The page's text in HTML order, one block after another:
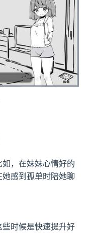
，在妹妹心情好的
感到孤单时陪她聊
时候是快速提升好